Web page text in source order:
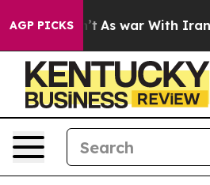
AGP PICKS
it Didn’t As war With Iran